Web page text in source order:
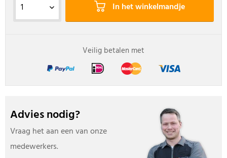
In het winkelmandje
Veilig betalen met
Advies nodig?
Vraag het aan een van onze
medewerkers.